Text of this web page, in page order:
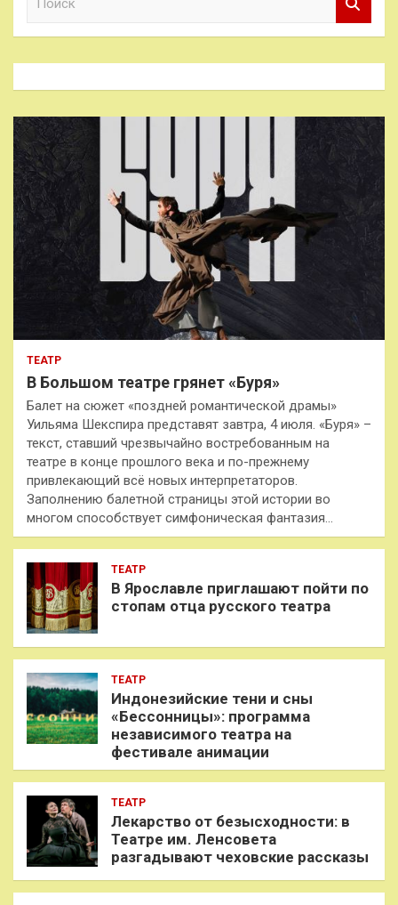
к
ТЕАТР
В Большом театре грянет «Буря»
Балет на сюжет «поздней романтической драмы»
Уильяма Шекспира представят завтра, 4 июля. «Буря» –
текст, ставший чрезвычайно востребованным на
театре в конце прошлого века и по-прежнему
привлекающий всё новых интерпретаторов.
Заполнению балетной страницы этой истории во
многом способствует симфоническая фантазия…
ТЕАТР
В Ярославле приглашают пойти по
стопам отца русского театра
ТЕАТР
Индонезийские тени и сны
«Бессонницы»: программа
независимого театра на
фестивале анимации
ТЕАТР
Лекарство от безысходности: в
Театре им. Ленсовета
разгадывают чеховские рассказы